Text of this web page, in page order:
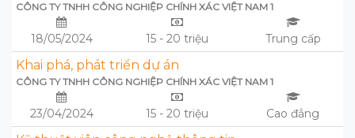
CÔNG TY TNHH CÔNG NGHIỆP CHÍNH XÁC VIỆT NAM 1
18/05/2024 15 - 20 triệu Trung cấp
Khai phá, phát triển dự án
CÔNG TY TNHH CÔNG NGHIỆP CHÍNH XÁC VIỆT NAM 1
23/04/2024 15 - 20 triệu Cao đẳng